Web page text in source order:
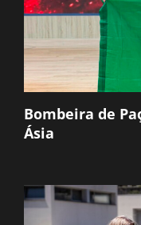
Bombeira de
Ásia